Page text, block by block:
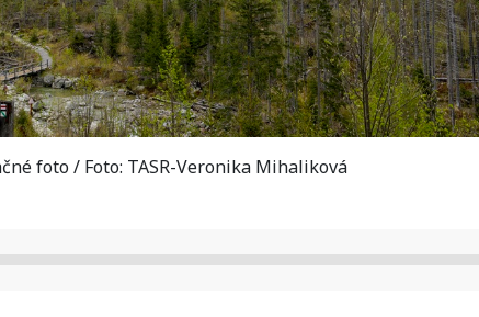
foto / Foto: TASR-Veronika Mihaliková